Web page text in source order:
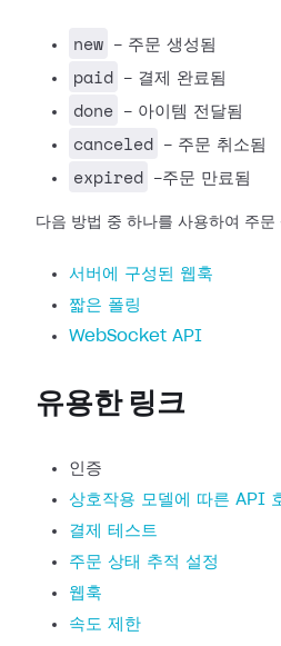
new - 주문 생성됨
paid - 결제 완료됨
done - 아이템 전달됨
canceled - 주문 취소됨
expired -주문 만료됨
다음 방법 중 하나를 사용하여 주문
서버에 구성된 웹훅
짧은 폴링
WebSocket API
유용한 링크
인증
상호작용 모델에 따른 API
결제 테스트
주문 상태 추적 설정
웹훅
속도 제한